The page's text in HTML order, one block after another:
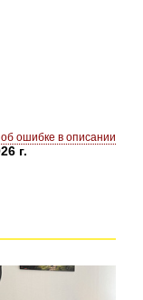
ошибке в описании
г.